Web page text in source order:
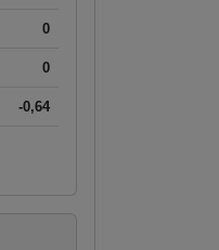
0
0
-0,64